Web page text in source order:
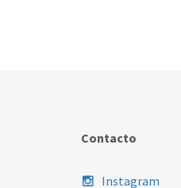
Contacto
Instagram